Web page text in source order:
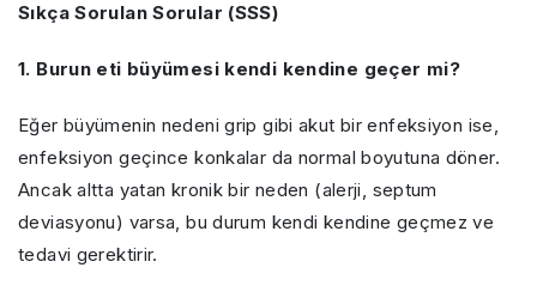
Sıkça Sorulan Sorular (SSS)
1. Burun eti büyümesi kendi kendine geçer mi?
Eğer büyümenin nedeni grip gibi akut bir enfeksiyon ise,
enfeksiyon geçince konkalar da normal boyutuna döner.
Ancak altta yatan kronik bir neden (alerji, septum
deviasyonu) varsa, bu durum kendi kendine geçmez ve
tedavi gerektirir.